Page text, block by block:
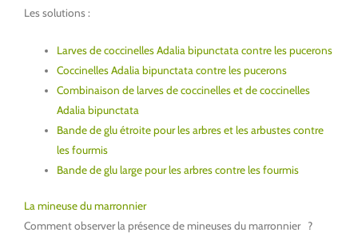
Les solutions :
Larves de coccinelles Adalia bipunctata contre les pucerons
Coccinelles Adalia bipunctata contre les pucerons
Combinaison de larves de coccinelles et de coccinelles
Adalia bipunctata
Bande de glu étroite pour les arbres et les arbustes contre
les fourmis
Bande de glu large pour les arbres contre les fourmis
La mineuse du marronnier
Comment observer la présence de mineuses du marronnier ?